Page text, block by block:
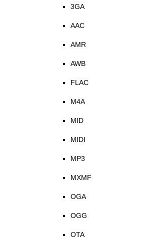
3GA
AAC
AMR
AWB
FLAC
M4A
MID
MIDI
MP3
MXMF
OGA
OGG
OTA